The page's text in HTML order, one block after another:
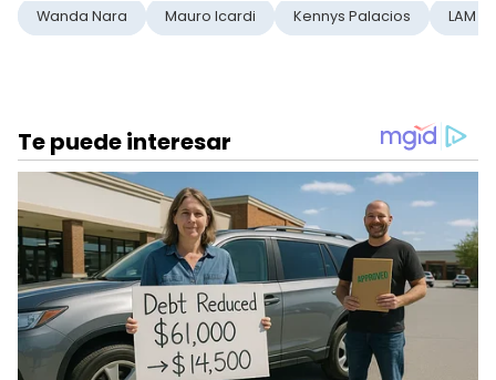
Wanda Nara Mauro Icardi Kennys Palacios LAM